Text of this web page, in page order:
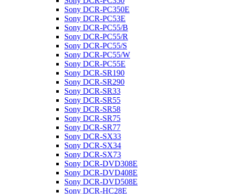
Sony DCR-PC350E
Sony DCR-PC53E
Sony DCR-PC55/B
Sony DCR-PC55/R
Sony DCR-PC55/S
Sony DCR-PC55/W
Sony DCR-PC55E
Sony DCR-SR190
Sony DCR-SR290
Sony DCR-SR33
Sony DCR-SR55
Sony DCR-SR58
Sony DCR-SR75
Sony DCR-SR77
Sony DCR-SX33
Sony DCR-SX34
Sony DCR-SX73
Sony DCR-DVD308E
Sony DCR-DVD408E
Sony DCR-DVD508E
Sony DCR-HC28E